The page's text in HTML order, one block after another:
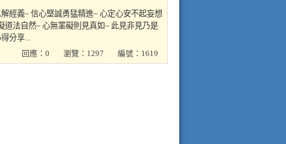
經義~ 信心堅誠勇猛精進~ 心定心安不起妄想
法自然~ 心無罣礙則見真如~ 此見非見乃是
分享...
編號：1619
瀏覽：1297
回應：0